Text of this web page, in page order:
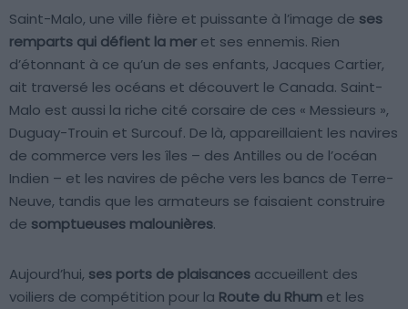
Saint-Malo, une ville fière et puissante à l’image de ses
remparts qui défient la mer et ses ennemis. Rien
d’étonnant à ce qu’un de ses enfants, Jacques Cartier,
ait traversé les océans et découvert le Canada. Saint-
Malo est aussi la riche cité corsaire de ces « Messieurs »,
Duguay-Trouin et Surcouf. De là, appareillaient les navires
de commerce vers les îles – des Antilles ou de l’océan
Indien – et les navires de pêche vers les bancs de Terre-
Neuve, tandis que les armateurs se faisaient construire
de somptueuses malounières.
Aujourd’hui, ses ports de plaisances accueillent des
voiliers de compétition pour la Route du Rhum et les